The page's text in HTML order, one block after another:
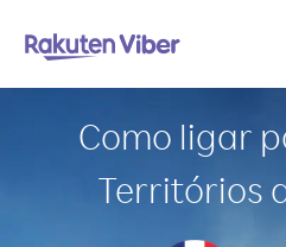
Como ligar
Territórios